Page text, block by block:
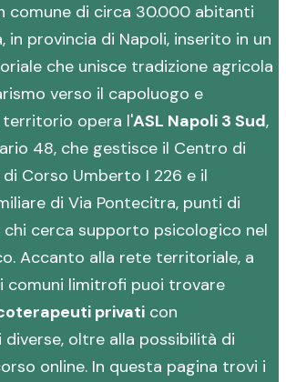
comune di circa 30.000 abitanti
in provincia di Napoli, inserito in un
che unisce tradizione agricola
verso il capoluogo e
territorio opera l'ASL Napoli 3 Sud,
48, che gestisce il Centro di
Corso Umberto I 226 e il
di Via Pontecitra, punti di
cerca supporto psicologico nel
Accanto alla rete territoriale, a
comuni limitrofi puoi trovare
privati con
diverse, oltre alla possibilità di
online. In questa pagina trovi i